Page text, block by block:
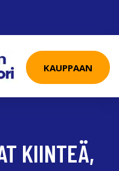
KAUPPAAN
KIINTEÄ,